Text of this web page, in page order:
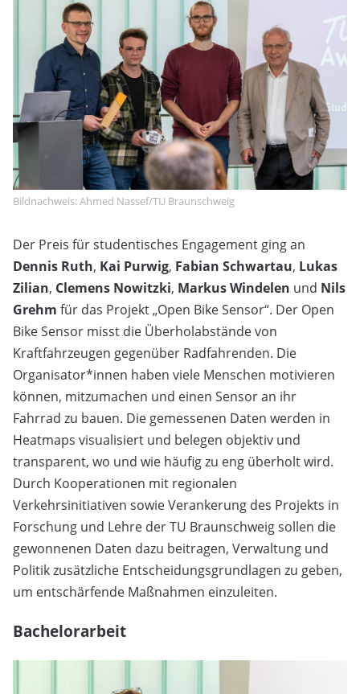
Bildnachweis: Ahmed Nassef/TU Braunschweig
Der Preis für studentisches Engagement ging an
Dennis Ruth, Kai Purwig, Fabian Schwartau, Lukas
Zilian, Clemens Nowitzki, Markus Windelen und Nils
Grehm für das Projekt „Open Bike Sensor“. Der Open
Bike Sensor misst die Überholabstände von
Kraftfahrzeugen gegenüber Radfahrenden. Die
Organisator*innen haben viele Menschen motivieren
können, mitzumachen und einen Sensor an ihr
Fahrrad zu bauen. Die gemessenen Daten werden in
Heatmaps visualisiert und belegen objektiv und
transparent, wo und wie häufig zu eng überholt wird.
Durch Kooperationen mit regionalen
Verkehrsinitiativen sowie Verankerung des Projekts in
Forschung und Lehre der TU Braunschweig sollen die
gewonnenen Daten dazu beitragen, Verwaltung und
Politik zusätzliche Entscheidungsgrundlagen zu geben,
um entschärfende Maßnahmen einzuleiten.
Bachelorarbeit